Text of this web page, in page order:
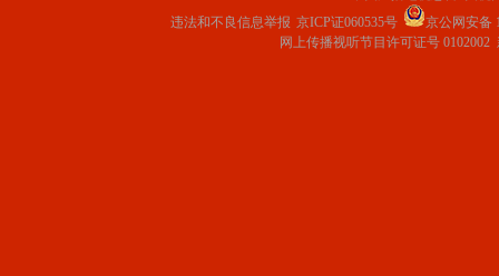
违法和不良信息举报 京ICP证060535号
京公网安备
网上传播视听节目许可证号 0102002